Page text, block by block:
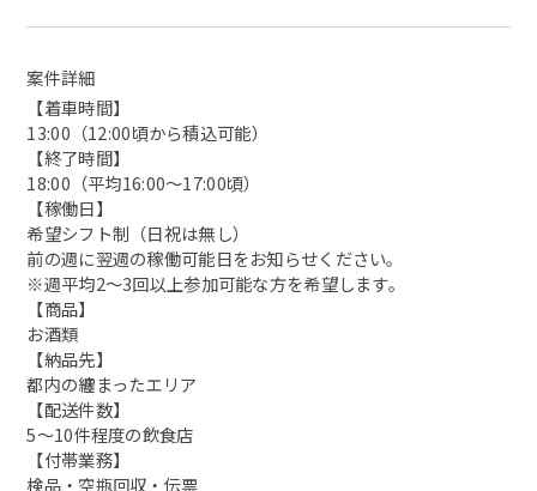
案件詳細
【着車時間】
13:00（12:00頃から積込可能）
【終了時間】
18:00（平均16:00～17:00頃）
【稼働日】
希望シフト制（日祝は無し）
前の週に翌週の稼働可能日をお知らせください。
※週平均2～3回以上参加可能な方を希望します。
【商品】
お酒類
【納品先】
都内の纏まったエリア
【配送件数】
5～10件程度の飲食店
【付帯業務】
検品・空瓶回収・伝票